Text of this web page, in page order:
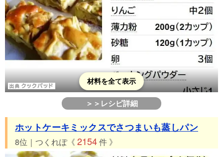
材料を全て表示
＞＞レシピ詳細
ホットケーキミックスでさつまいも蒸しパン
8位｜つくれぽ《 2154件 》